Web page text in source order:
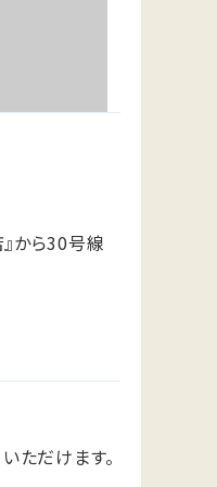
から30号線
ただけます。